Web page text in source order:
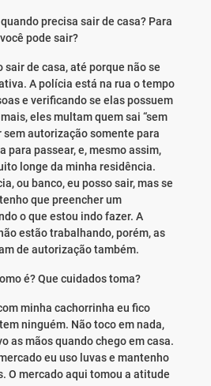
precisa sair de casa? Para
pode sair?
de casa, até porque não se
A polícia está na rua o tempo
e verificando se elas possuem
eles multam quem sai “sem
sem autorização somente para
para passear, e, mesmo assim,
longe da minha residência.
ou banco, eu posso sair, mas se
que preencher um
o que estou indo fazer. A
estão trabalhando, porém, as
de autorização também.
é? Que cuidados toma?
minha cachorrinha eu fico
ninguém. Não toco em nada,
as mãos quando chego em casa.
eu uso luvas e mantenho
O mercado aqui tomou a atitude